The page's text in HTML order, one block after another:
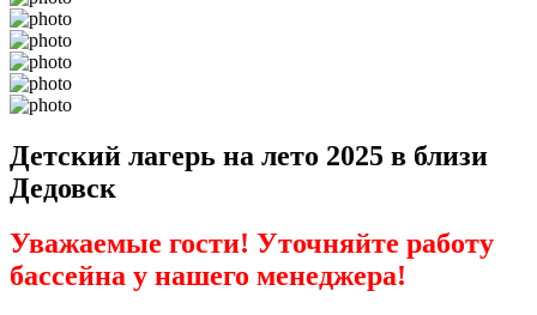
Детский лагерь на лето 2025 в близи
Дедовск
Уважаемые гости! Уточняйте работу
бассейна у нашего менеджера!